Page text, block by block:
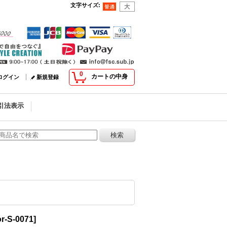
文字サイズ:
0 カートの中身
グイン 新規登録
法表示
S-0071]